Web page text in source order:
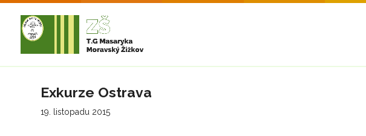
Exkurze Ostrava
19. listopadu 2015